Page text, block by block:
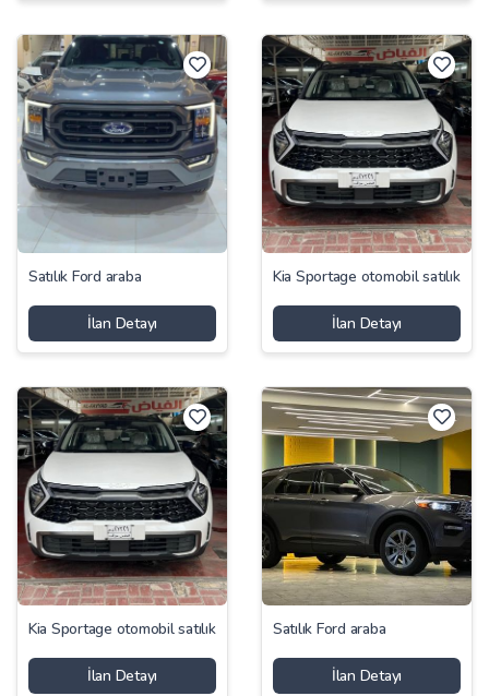
Satılık Ford araba
İlan Detayı
Kia Sportage otomobil satılık
İlan Detayı
Kia Sportage otomobil satılık
İlan Detayı
Satılık Ford araba
İlan Detayı